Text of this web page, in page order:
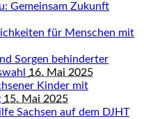
Gemeinsam Zukunft
für Menschen mit
Sorgen behinderter
16. Mai 2025
Kinder mit
15. Mai 2025
Sachsen auf dem DJHT